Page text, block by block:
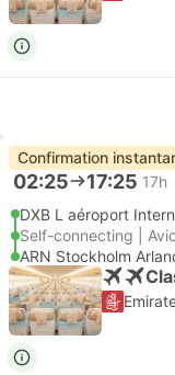
Confirmation
02:25 17:25 17h
DXB L aéroport
Self-connecting |
ARN Stockholm